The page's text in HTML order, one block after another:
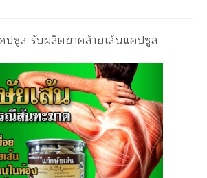
ซูล รับผลิตยาคล้ายเส้นแคปซูล